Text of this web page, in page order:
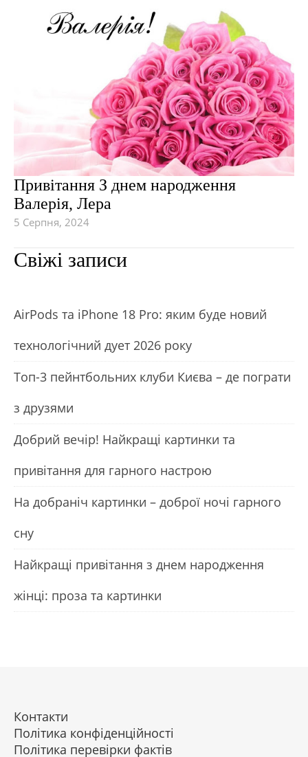
Привітання З днем народження
Валерія, Лера
5 Серпня, 2024
Свіжі записи
АirРods та iРhone 18 Рro: яким буде новий
технологічний дует 2026 року
Топ-3 пейнтбольних клуби Києва – де пограти
з друзями
Добрий вечір! Найкращі картинки та
привітання для гарного настрою
На добраніч картинки – доброї ночі гарного
сну
Найкращі привітання з днем народження
жінці: проза та картинки
Контакти
Політика конфіденційності
Політика перевірки фактів